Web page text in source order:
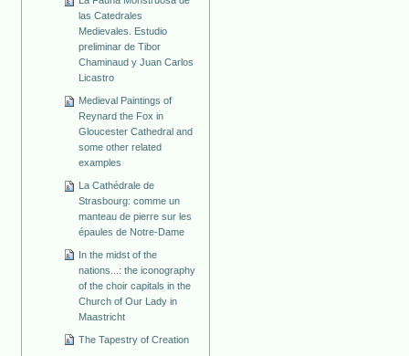
las Catedrales
Medievales. Estudio
preliminar de Tibor
Chaminaud y Juan Carlos
Licastro
Medieval Paintings of
Reynard the Fox in
Gloucester Cathedral and
some other related
examples
La Cathédrale de
Strasbourg: comme un
manteau de pierre sur les
épaules de Notre-Dame
In the midst of the
nations...: the iconography
of the choir capitals in the
Church of Our Lady in
Maastricht
The Tapestry of Creation